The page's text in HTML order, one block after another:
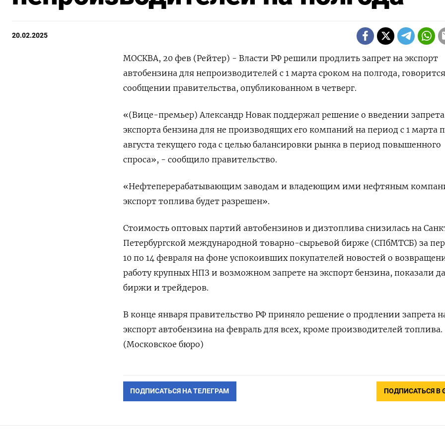
20.02.2025
МОСКВА, 20 фев (Рейтер) - Власти РФ решили продлить запрет на экспорт
автобензина для непроизводителей с 1 марта сроком на полгода,
сообщении правительства, опубликованном в четверг.
«(Вице-премьер) Александр Новак поддержал решение о введении запрета
экспорта бензина для не производящих его компаний на период с 1 марта
августа текущего года с целью балансировки рынка в период повышенного
спроса», - сообщило правительство.
«Нефтеперерабатывающим заводам и владеющим ими нефтяным
экспорт топлива будет разрешен».
Стоимость оптовых партий автобензинов и дизтоплива снизилась на
Петербургской международной товарно-сырьевой бирже (СПбМТСБ) за
10 по 14 февраля на фоне успокоивших покупателей новостей о
работу крупных НПЗ и возможном запрете на экспорт бензина, показали
биржи и трейдеров.
В конце января правительство РФ приняло решение о продлении запрета
экспорт автобензина на февраль для всех, кроме производителей топлива.
(Московское бюро)
ПОДПИСАТЬСЯ НА ТЕЛЕГРАМ ПОДПИСАТЬСЯ В